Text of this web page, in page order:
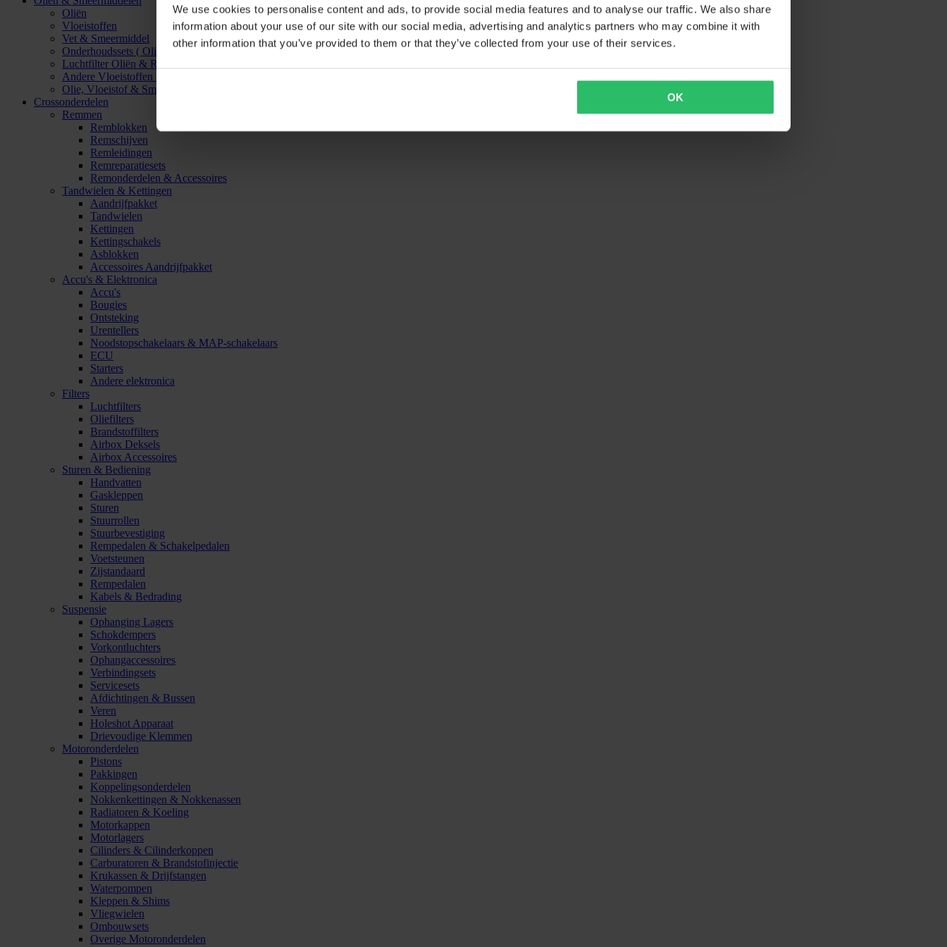
We use cookies to personalise content and ads, to provide social media features and to analyse our traffic. We also share
information about your use of our site with our social media, advertising and analytics partners who may combine it with
other information that you’ve provided to them or that they’ve collected from your use of their services.
OK
Oliën
Vloeistoffen
Vet & Smeermiddel
Onderhoudssets ( Olie & Filter)
Luchtfilter Oliën & Reinigers
Andere Vloeistoffen & Smeermiddelen
Olie, Vloeistof & Smeermiddel Accessoires
Crossonderdelen
Remmen
Remblokken
Remschijven
Remleidingen
Remreparatiesets
Remonderdelen & Accessoires
Tandwielen & Kettingen
Aandrijfpakket
Tandwielen
Kettingen
Kettingschakels
Asblokken
Accessoires Aandrijfpakket
Accu's & Elektronica
Accu's
Bougies
Ontsteking
Urentellers
Noodstopschakelaars & MAP-schakelaars
ECU
Starters
Andere elektronica
Filters
Luchtfilters
Oliefilters
Brandstoffilters
Airbox Deksels
Airbox Accessoires
Sturen & Bediening
Handvatten
Gaskleppen
Sturen
Stuurrollen
Stuurbevestiging
Rempedalen & Schakelpedalen
Voetsteunen
Zijstandaard
Rempedalen
Kabels & Bedrading
Suspensie
Ophanging Lagers
Schokdempers
Vorkontluchters
Ophangaccessoires
Verbindingsets
Servicesets
Afdichtingen & Bussen
Veren
Holeshot Apparaat
Drievoudige Klemmen
Motoronderdelen
Pistons
Pakkingen
Koppelingsonderdelen
Nokkenkettingen & Nokkenassen
Radiatoren & Koeling
Motorkappen
Motorlagers
Cilinders & Cilinderkoppen
Carburatoren & Brandstofinjectie
Krukassen & Drijfstangen
Waterpompen
Kleppen & Shims
Vliegwielen
Ombouwsets
Overige Motoronderdelen